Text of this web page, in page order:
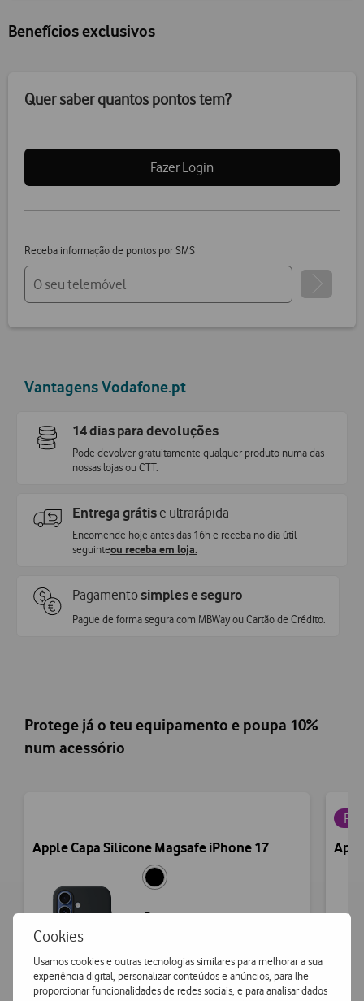
Cookies
Usamos cookies e outras tecnologias similares para melhorar a sua
experiência digital, personalizar conteúdos e anúncios, para lhe
proporcionar funcionalidades de redes sociais, e para analisar dados
Benefícios exclusivos
Quer saber quantos pontos tem?
Fazer Login
Receba informação de pontos por SMS
Vantagens Vodafone.pt
14 dias para devoluções
Pode devolver gratuitamente qualquer produto numa das
nossas lojas ou CTT.
Entrega grátis e ultrarápida
Encomende hoje antes das 16h e receba no dia útil
seguinteou receba em loja.
Pagamentosimples e seguro
Pague de forma segura com MBWay ou Cartão de Crédito.
Protege já o teu equipamento e poupa 10%
num acessório
Apple Capa Silicone Magsafe iPhone 17
Preço
€59,90